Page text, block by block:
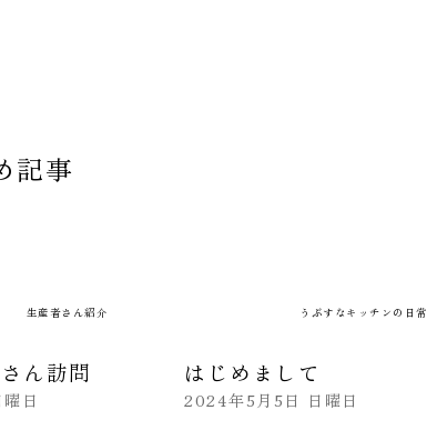
記事
生産者さん紹介
ん訪問
日
うぶすなキッチンの日常
はじめまして
2024年5月5日 日曜日